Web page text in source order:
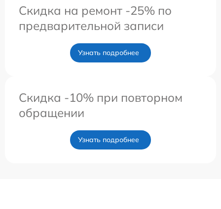
Скидка на ремонт -25% по
предварительной записи
Узнать подробнее
Скидка -10% при повторном
обращении
Узнать подробнее